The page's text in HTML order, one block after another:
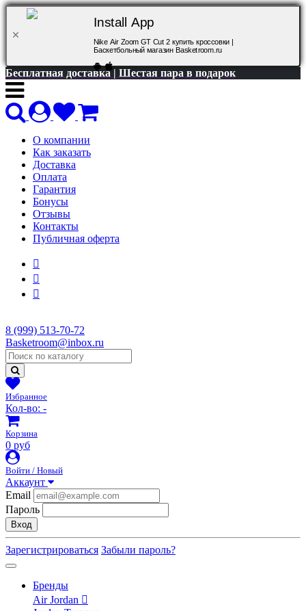
Install App
Nike Air Zoom GT Cut 2 купить кроссовки |
Баскетбольный магазин Basketroom.ru
Бесплатная доставка | Шестая пара в подарок
О компании
Как заказать
Доставка
Оплата
Гарантия
Бонусы
Отзывы
Контакты
Публичная оферта
8 (999) 513-70-72
Basketroom@inbox.ru
Избранное
Кол-во: -
Корзина
0 руб
Войти / Новый
Аккаунт
Email
Пароль
Вход
Зарегистрироваться Забыли пароль?
Бренды
Air Jordan